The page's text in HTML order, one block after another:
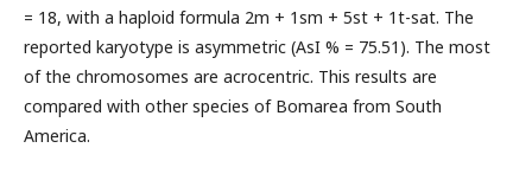
= 18, with a haploid formula 2m + 1sm + 5st + 1t-sat. The
reported karyotype is asymmetric (AsI % = 75.51). The most
of the chromosomes are acrocentric. This results are
compared with other species of Bomarea from South
America.